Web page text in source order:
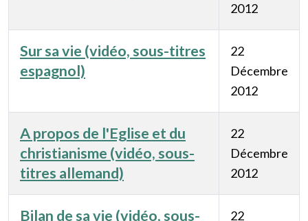
2012
Sur sa vie (vidéo, sous-titres
espagnol)
22
Décembre
2012
A propos de l'Eglise et du
christianisme (vidéo, sous-
titres allemand)
22
Décembre
2012
Bilan de sa vie (vidéo, sous-
22